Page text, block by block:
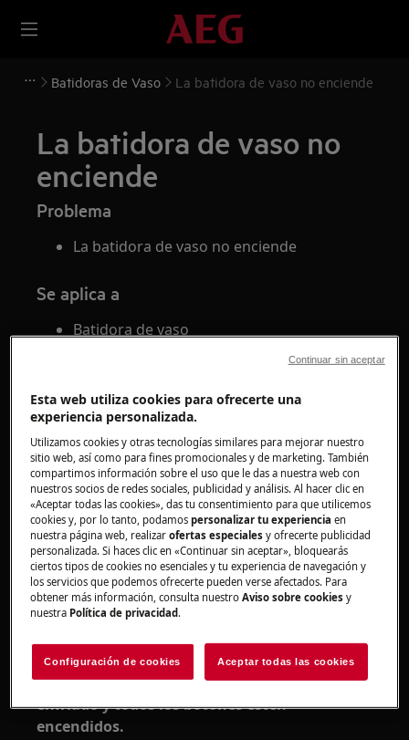
Batidoras de Vaso La batidora de vaso no enciende
La batidora de vaso no
enciende
Problema
La batidora de vaso no enciende
Se aplica a
Batidora de vaso
1. Compruebe si todos los componentes están
en la posición correcta.
¡Nota!La jarra solo se puede colocar en la base
con el asa hacia la interfaz de usuario.
2. Asegúrese de que el botón de Encendido
esté iluminado.
De lo contrario, presione el botón de Encendido
para encender la licuadora.
3. Espere hasta que el producto se haya
enfriado y todos los botones estén
encendidos.
Esta web utiliza cookies para ofrecerte una
experiencia personalizada.
Utilizamos cookies y otras tecnologías similares para mejorar nuestro
sitio web, así como para fines promocionales y de marketing. También
compartimos información sobre el uso que le das a nuestra web con
nuestros socios de redes sociales, publicidad y análisis. Al hacer clic en
«Aceptar todas las cookies», das tu consentimiento para que utilicemos
cookies y, por lo tanto, podamospersonalizar tu experienciaen
nuestra página web, realizarofertas especiales y ofrecerte publicidad
personalizada. Si haces clic en «Continuar sin aceptar», bloquearás
ciertos tipos de cookies no esenciales y tu experiencia de navegación y
los servicios que podemos ofrecerte pueden verse afectados. Para
obtener más información, consulta nuestroAviso sobre cookies y
nuestra Política de privacidad.
Configuración de cookies Aceptar todas las cookies
Continuar sin aceptar